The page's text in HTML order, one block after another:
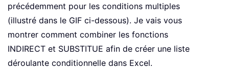
précédemment pour les conditions multiples
(illustré dans le GIF ci-dessous). Je vais vous
montrer comment combiner les fonctions
INDIRECT et SUBSTITUE afin de créer une liste
déroulante conditionnelle dans Excel.